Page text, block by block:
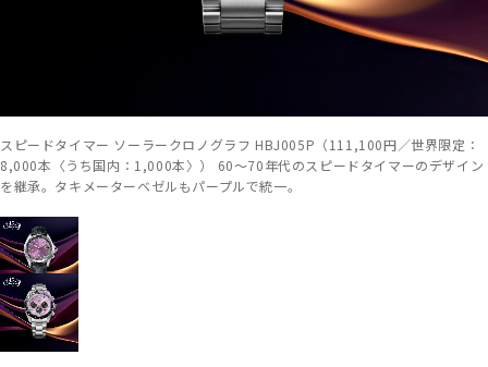
スピードタイマー ソーラークロノグラフ HBJ005P（111,100円／世界限定：
8,000本〈うち国内：1,000本〉） 60～70年代のスピードタイマーのデザイン
を継承。タキメーターベゼルもパープルで統一。